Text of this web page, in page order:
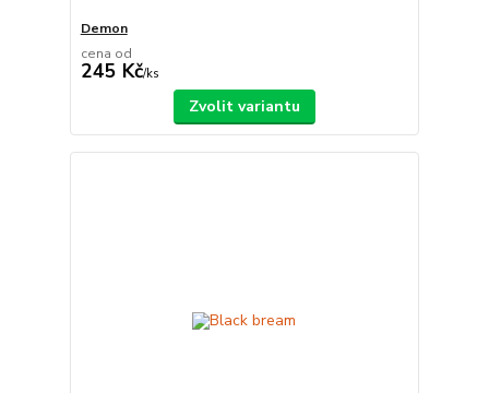
Demon
cena od
245 Kč/ks
Zvolit variantu